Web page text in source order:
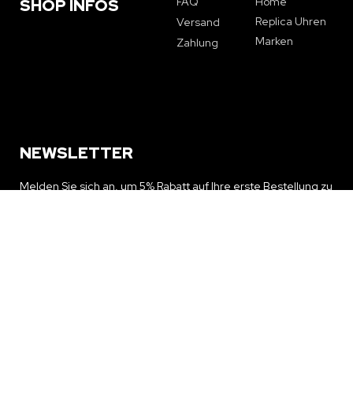
SHOP INFOS
Versand
Zahlung
Replica Uhren
Marken
NEWSLETTER
Melden Sie sich an, um 5% Rabatt auf Ihre erste Bestellung zu